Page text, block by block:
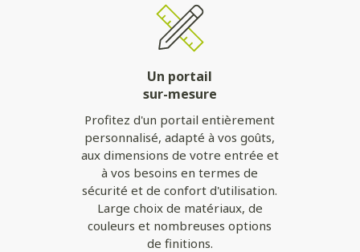
Un portail
sur-mesure
Profitez d'un portail entièrement
personnalisé, adapté à vos goûts,
aux dimensions de votre entrée et
à vos besoins en termes de
sécurité et de confort d'utilisation.
Large choix de matériaux, de
couleurs et nombreuses options
de finitions.